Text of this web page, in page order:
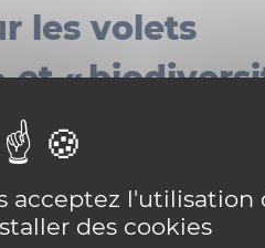
acceptez l'utilisation
des cookies
les volets
et «
géant sur lequel vous
si vous colliez des post-it
de l'Assemblée de la